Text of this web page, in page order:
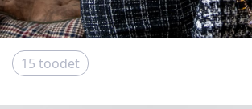
15 toodet